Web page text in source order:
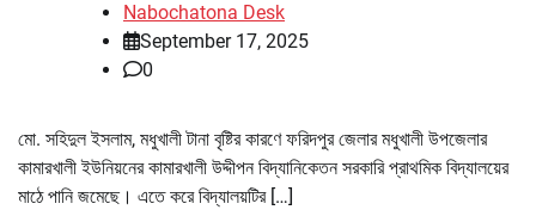
Nabochatona Desk
September 17, 2025
0
মো. সহিদুল ইসলাম, মধুখালী টানা বৃষ্টির কারণে ফরিদপুর জেলার মধুখালী উপজেলার
কামারখালী ইউনিয়নের কামারখালী উদ্দীপন বিদ্যানিকেতন সরকারি প্রাথমিক বিদ্যালয়ের
মাঠে পানি জমেছে। এতে করে বিদ্যালয়টির […]